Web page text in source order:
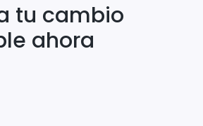
tu cambio
ahora